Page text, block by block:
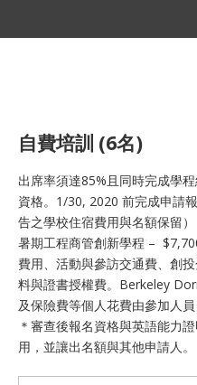
自費培訓 (6名)
出席率須達85%且同時完成學
資格。1/30, 2020 前完成申請
告之學校住宿費用與名額保留）
暑期工程商管創新學程 –
費用、活動與參訪交通費、創
料與證書授權費。Berkeley
及保險費等個人花費由參加人員
＊審查後報名資格與英語能力
用，並讓出名額與其他申請人。